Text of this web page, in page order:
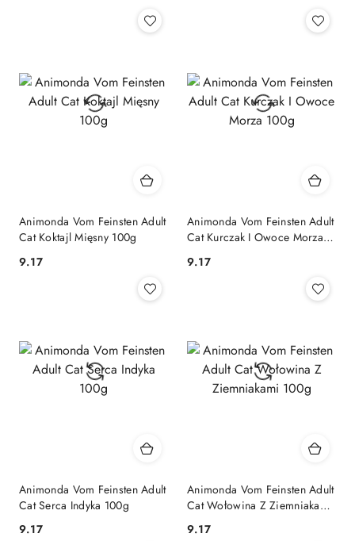
Animonda Vom Feinsten Adult
Cat Koktajl Mięsny 100g
Cena:
9.17
Animonda Vom Feinsten Adult
Cat Kurczak I Owoce Morza
Cena:
9.17
Animonda Vom Feinsten Adult
Cat Serca Indyka 100g
9.17
Animonda Vom Feinsten Adult
Cat Wołowina Z Ziemniakami
9.17